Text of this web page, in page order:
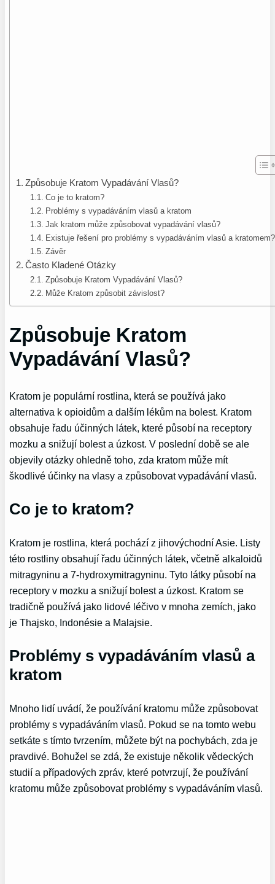
Způsobuje Kratom Vypadávání Vlasů?
Co je to kratom?
Problémy s vypadáváním vlasů a kratom
Jak kratom může způsobovat vypadávání vlasů?
Existuje řešení pro problémy s vypadáváním vlasů a kratomem?
Závěr
Často Kladené Otázky
Způsobuje Kratom Vypadávání Vlasů?
Může Kratom způsobit závislost?
Způsobuje Kratom
Vypadávání Vlasů?
Kratom je populární rostlina, která se používá jako
alternativa k opioidům a dalším lékům na bolest. Kratom
obsahuje řadu účinných látek, které působí na receptory
mozku a snižují bolest a úzkost. V poslední době se ale
objevily otázky ohledně toho, zda kratom může mít
škodlivé účinky na vlasy a způsobovat vypadávání vlasů.
Co je to kratom?
Kratom je rostlina, která pochází z jihovýchodní Asie. Listy
této rostliny obsahují řadu účinných látek, včetně alkaloidů
mitragyninu a 7-hydroxymitragyninu. Tyto látky působí na
receptory v mozku a snižují bolest a úzkost. Kratom se
tradičně používá jako lidové léčivo v mnoha zemích, jako
je Thajsko, Indonésie a Malajsie.
Problémy s vypadáváním vlasů a
kratom
Mnoho lidí uvádí, že používání kratomu může způsobovat
problémy s vypadáváním vlasů. Pokud se na tomto webu
setkáte s tímto tvrzením, můžete být na pochybách, zda je
pravdivé. Bohužel se zdá, že existuje několik vědeckých
studií a případových zpráv, které potvrzují, že používání
kratomu může způsobovat problémy s vypadáváním vlasů.